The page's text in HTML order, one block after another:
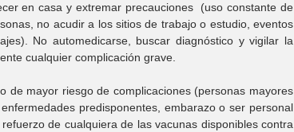
en casa y extremar precauciones  (uso constante de
no acudir a los sitios de trabajo o estudio, eventos
No automedicarse, buscar diagnóstico y vigilar la
cualquier complicación grave.
de mayor riesgo de complicaciones (personas mayores
predisponentes, embarazo o ser personal
de cualquiera de las vacunas disponibles contra